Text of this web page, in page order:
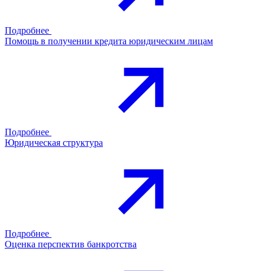
Подробнее
Помощь в получении кредита юридическим лицам
Подробнее
Юридическая структура
Подробнее
Оценка перспектив банкротства